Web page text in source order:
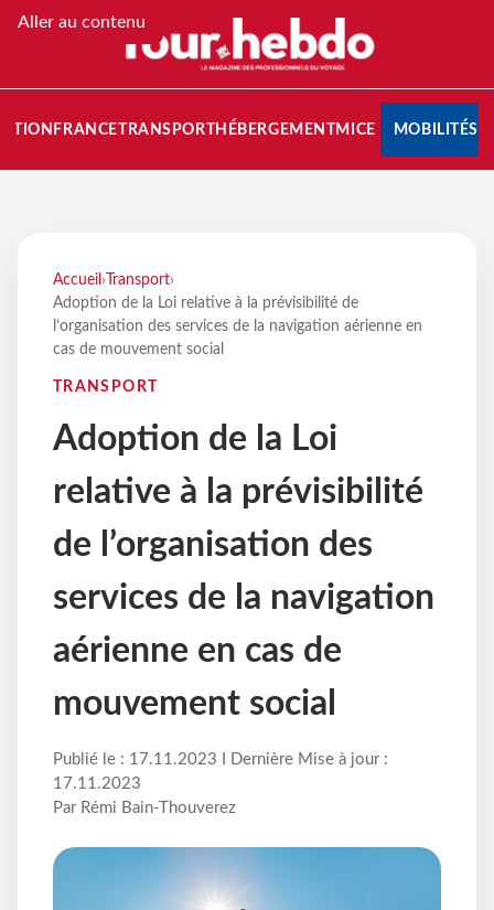
Aller au contenu
FRANCETRANSPORT HÉBERGEMENTMICE MOBILITÉS
Accueil › Transport›
Adoption de la Loi relative à la prévisibilité de
l’organisation des services de la navigation aérienne en
cas de mouvement social
TRANSPORT
Adoption de la Loi
relative à la prévisibilité
de l’organisation des
services de la navigation
aérienne en cas de
mouvement social
Publié le : 17.11.2023 I Dernière Mise à jour :
17.11.2023
Par Rémi Bain-Thouverez